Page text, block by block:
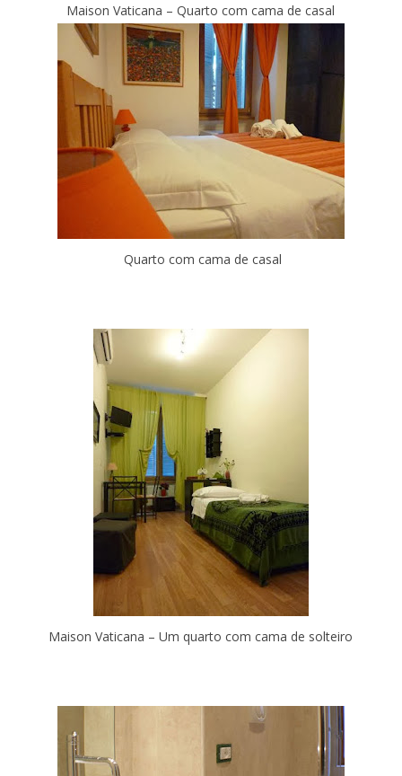
Maison Vaticana – Quarto com cama de casal
Quarto com cama de casal
Maison Vaticana – Um quarto com cama de solteiro